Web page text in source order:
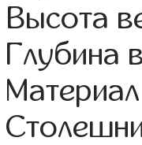
Высота
Глубина